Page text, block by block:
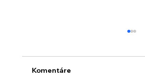
Komentáre